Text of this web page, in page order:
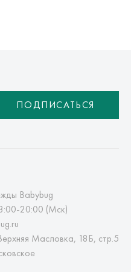
ПОДПИСАТЬСЯ
Babybug
20:00 (Мск)
Масловка, 18Б, стр.5